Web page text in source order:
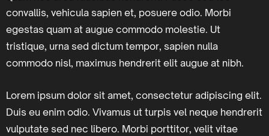
convallis, vehicula sapien et, posuere odio. Morbi
egestas quam at augue commodo molestie. Ut
tristique, urna sed dictum tempor, sapien nulla
commodo nisl, maximus hendrerit elit augue at nibh.
Lorem ipsum dolor sit amet, consectetur adipiscing elit.
Duis eu enim odio. Vivamus ut turpis vel neque hendrerit
vulputate sed nec libero. Morbi porttitor, velit vitae